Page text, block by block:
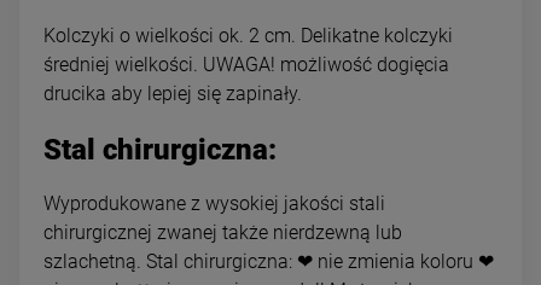
Kolczyki o wielkości ok. 2 cm. Delikatne kolczyki
średniej wielkości. UWAGA! możliwość dogięcia
drucika aby lepiej się zapinały.
Stal chirurgiczna:
Wyprodukowane z wysokiej jakości stali
chirurgicznej zwanej także nierdzewną lub
szlachetną. Stal chirurgiczna: ❤ nie zmienia koloru ❤